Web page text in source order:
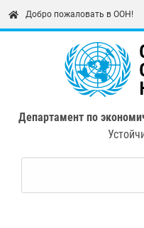
Добро пожаловать в ООН!
Департамент по